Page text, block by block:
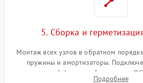
5. Сборка и
Монтаж всех узлов в обратном
пружины и амортизаторы.
надежной фиксацией хомутами.
Подробнее